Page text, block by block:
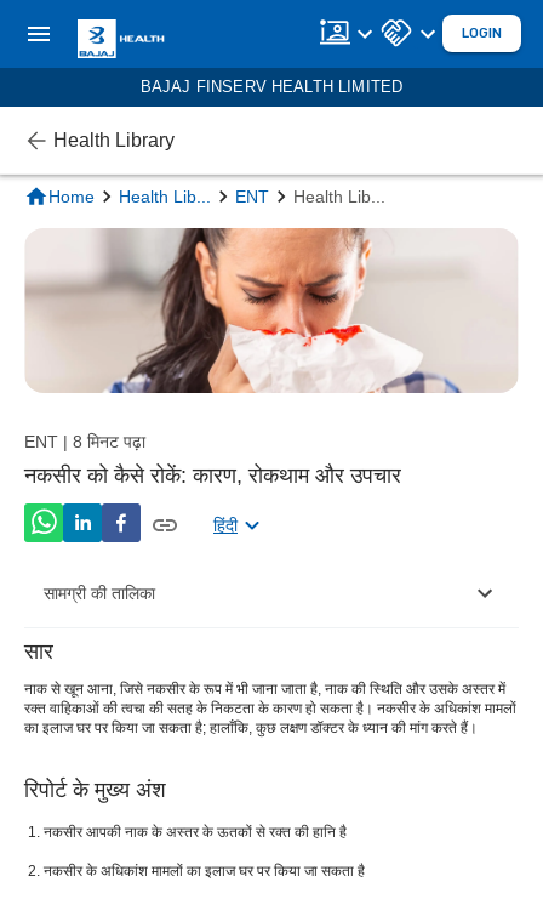
LOGIN
BAJAJ FINSERV HEALTH LIMITED
Health Library
Home Health Lib ENT Health Lib
ENT | 8 मिनट पढ़ा
नकसीर को कैसे रोकें: कारण, रोकथाम और उपचार
हिंदी
सामग्री की तालिका
नाक से खून बहने का क्या कारण है?
नकसीर को कैसे रोकें?
सार
नाक से खून आना, जिसे नकसीर के रूप में भी जाना जाता है, नाक की स्थिति और उसके अस्तर में
रक्त वाहिकाओं की त्वचा की सतह के निकटता के कारण हो सकता है। नकसीर के अधिकांश मामलों
का इलाज घर पर किया जा सकता है; हालाँकि, कुछ लक्षण डॉक्टर के ध्यान की मांग करते हैं।
रिपोर्ट के मुख्य अंश
नकसीर आपकी नाक के अस्तर के ऊतकों से रक्त की हानि है
नकसीर के अधिकांश मामलों का इलाज घर पर किया जा सकता है